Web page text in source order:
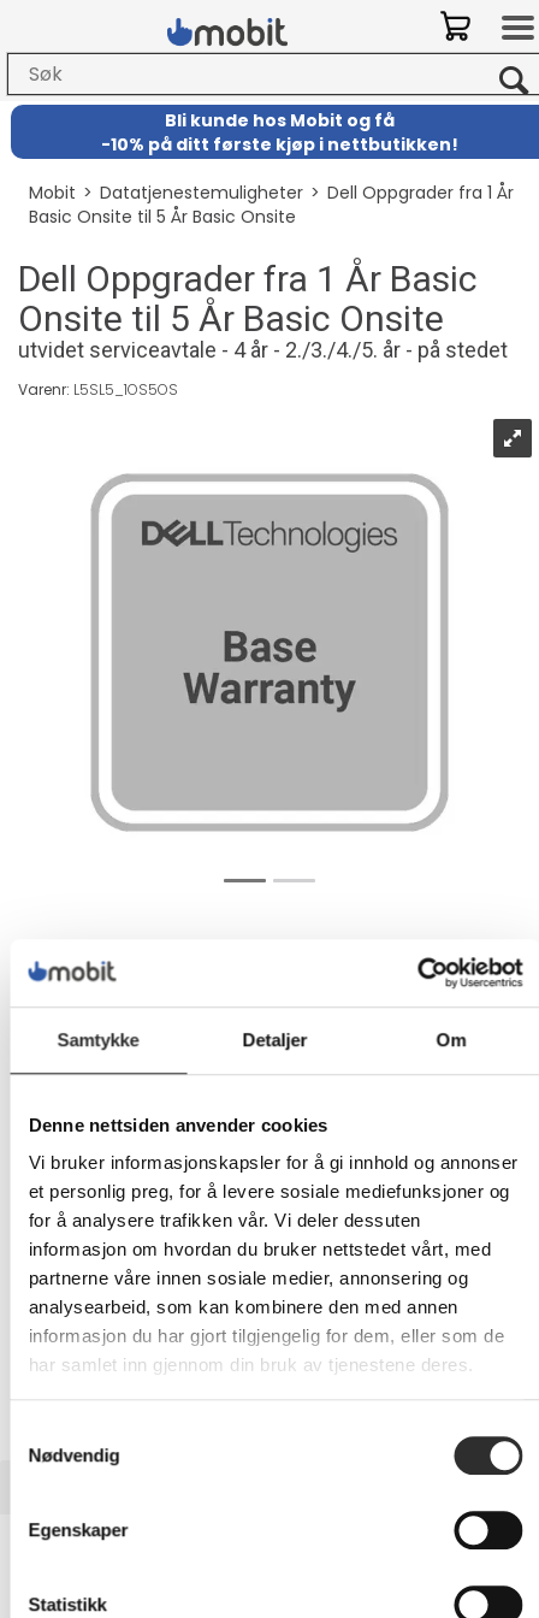
Samtykke Detaljer Om
Denne nettsiden anvender cookies
Vi bruker informasjonskapsler for å gi innhold og annonser
et personlig preg, for å levere sosiale mediefunksjoner og
for å analysere trafikken vår. Vi deler dessuten
informasjon om hvordan du bruker nettstedet vårt, med
partnerne våre innen sosiale medier, annonsering og
analysearbeid, som kan kombinere den med annen
informasjon du har gjort tilgjengelig for dem, eller som de
har samlet inn gjennom din bruk av tjenestene deres.
Nødvendig
Egenskaper
Statistikk
Bli kunde hos Mobit og få
-10% på ditt første kjøp i nettbutikken!
Mobit>Datatjenestemuligheter>Dell Oppgrader fra 1 År
Basic Onsite til 5 År Basic Onsite
Dell Oppgrader fra 1 År Basic
Onsite til 5 År Basic Onsite
utvidet serviceavtale - 4 år - 2./3./4./5. år - på stedet
Varenr: L5SL5_1OS5OS
1 357,-
LEGG I HANDLEVOGN
Nettlager: 100+
Dell Oppgrader fra 1 År Basic Onsite til 5
- på stedet